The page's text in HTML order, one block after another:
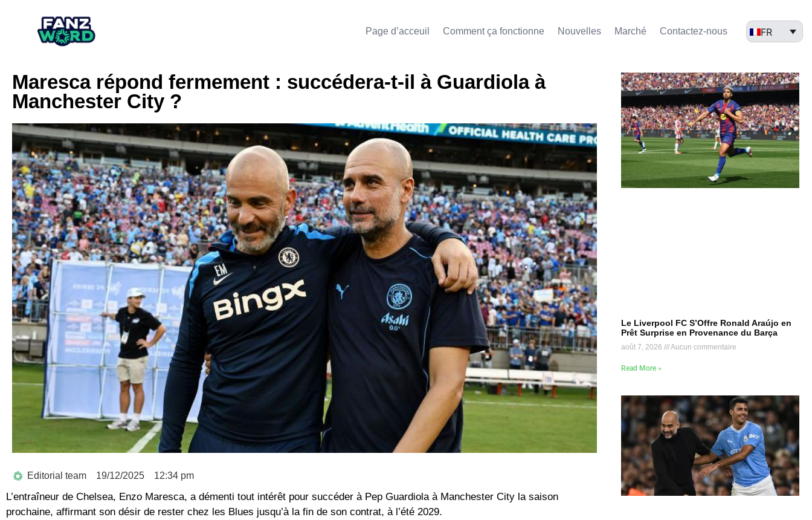
Page d’acceuil Comment ça fonctionne Nouvelles Marché​ Contactez-nous FR
Maresca répond fermement : succédera-t-il à Guardiola à
Manchester City ?
Editorial team 19/12/2025 12:34 pm
L’entraîneur de Chelsea, Enzo Maresca, a démenti tout intérêt pour succéder à Pep Guardiola à Manchester City la saison
prochaine, affirmant son désir de rester chez les Blues jusqu’à la fin de son contrat, à l’été 2029.
Le Liverpool FC S’Offre Ronald Araújo en
Prêt Surprise en Provenance du Barça
août 7, 2026 Aucun commentaire
Read More »